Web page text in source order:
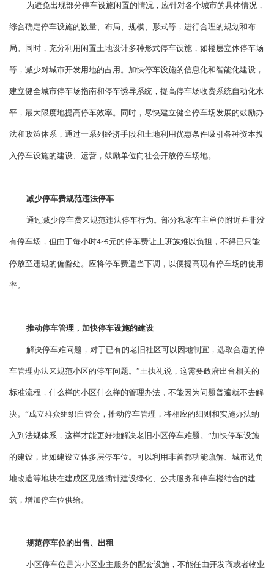
为避免出现部分停车设施闲置的情况，应针对各个城市的具体情况，
综合确定停车设施的数量、布局、规模、形式等，进行合理的规划和布
局。同时，充分利用闲置土地设计多种形式停车设施，如楼层立体停车场
等，减少对城市开发用地的占用。加快停车设施的信息化和智能化建设，
建立健全城市停车场指南和停车诱导系统，提高停车场收费系统自动化水
平，最大限度地提高停车效率。同时，尽快建立健全停车场发展的鼓励办
法和政策体系，通过一系列经济手段和土地利用优惠条件吸引各种资本投
入停车设施的建设、运营，鼓励单位向社会开放停车场地。
减少停车费规范违法停车
通过减少停车费来规范违法停车行为。部分私家车主单位附近并非没
有停车场，但由于每小时4~5元的停车费让上班族难以负担，不得已只能
停放至违规的偏僻处。应将停车费适当下调，以便提高现有停车场的使用
率。
推动停车管理，加快停车设施的建设
解决停车难问题，对于已有的老旧社区可以因地制宜，选取合适的停
车管理办法来规范小区的停车问题。”王执礼说，这需要政府出台相关的
标准流程，什么样的小区什么样的管理办法，不能因为问题普遍就不去解
决。“成立群众组织自管会，推动停车管理，将相应的细则和实施办法纳
入到法规体系，这样才能更好地解决老旧小区停车难题。”加快停车设施
的建设，比如建设立体多层停车位。可以利用非首都功能疏解、城市边角
地改造等地块在建成区见缝插针建设绿化、公共服务和停车楼结合的建
筑，增加停车位供给。
规范停车位的出售、出租
小区停车位是为小区业主服务的配套设施，不能任由开发商或者物业